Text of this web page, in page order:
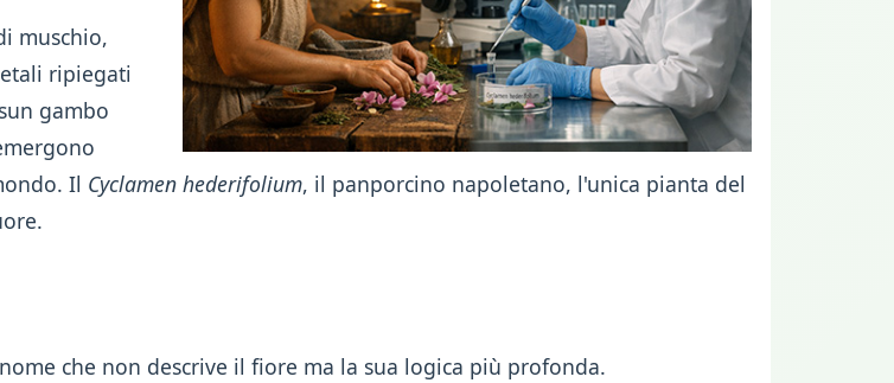
muschio,
ripiegati
gambo
Il Cyclamen hederifolium, il panporcino napoletano, l'unica pianta del
che non descrive il fiore ma la sua logica più profonda.